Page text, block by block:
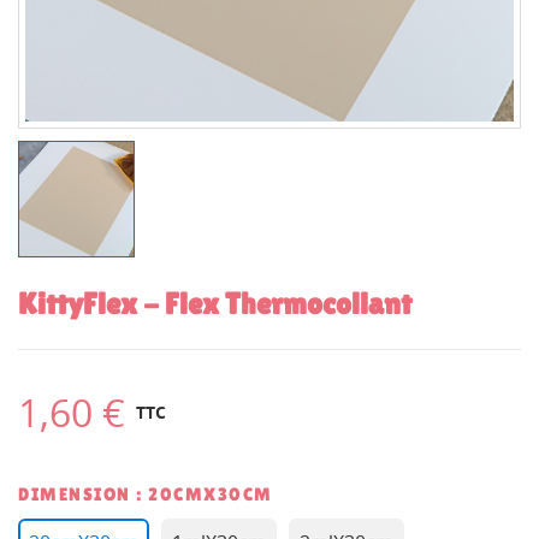
KittyFlex - Flex Thermocollant
1,60 € TTC
DIMENSION : 20CMX30CM